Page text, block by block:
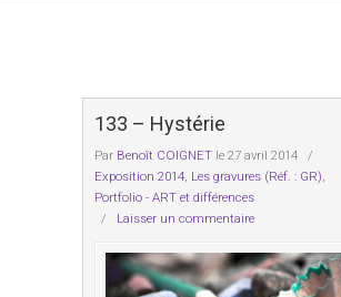
133 – Hystérie
Par Benoît COIGNET le 27 avril 2014
/
Exposition 2014, Les gravures (Réf. : GR),
Portfolio - ART et différences
/ Laisser un commentaire